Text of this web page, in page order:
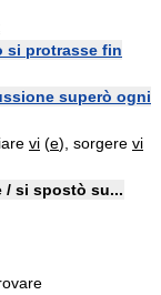
si protrasse fin
superò ogni
vi (e) , sorgere vi
/ si spostò su...